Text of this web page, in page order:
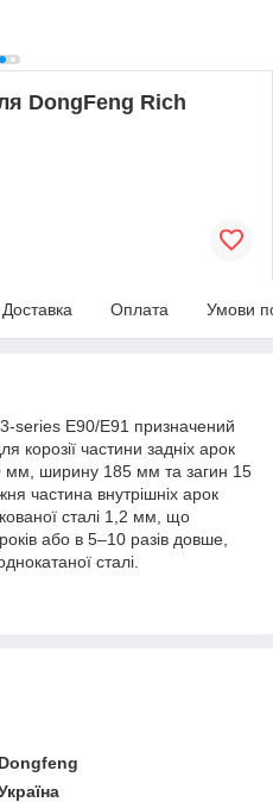
DongFeng Rich
Доставка Оплата Умови
series E90/E91 призначений
корозії частини задніх арок
мм, ширину 185 мм та загин 15
частина внутрішніх арок
сталі 1,2 мм, що
або в 5–10 разів довше,
сталі.
Dongfeng